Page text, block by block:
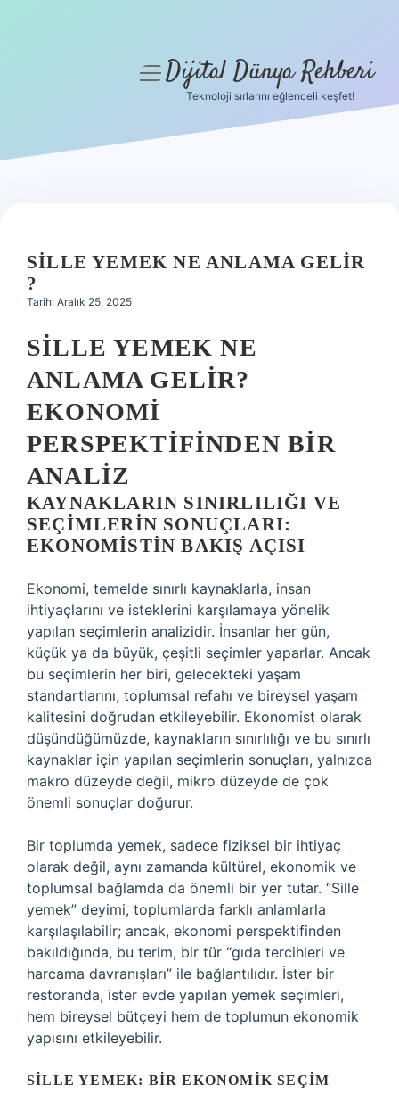
Hakkımızda
menüyüDijital Dünya Rehberi
Teknoloji sırlarını eğlenceli keşfet!
SILLE YEMEK NE ANLAMA GELIR
?
Tarih: Aralık 25, 2025
SILLE YEMEK NE
ANLAMA GELIR?
EKONOMI
PERSPEKTIFINDEN BIR
ANALIZ
KAYNAKLARIN SINIRLILIĞI VE
SEÇIMLERIN SONUÇLARI:
EKONOMISTIN BAKIŞ AÇISI
Ekonomi, temelde sınırlı kaynaklarla, insan
ihtiyaçlarını ve isteklerini karşılamaya yönelik
yapılan seçimlerin analizidir. İnsanlar her gün,
küçük ya da büyük, çeşitli seçimler yaparlar. Ancak
bu seçimlerin her biri, gelecekteki yaşam
standartlarını, toplumsal refahı ve bireysel yaşam
kalitesini doğrudan etkileyebilir. Ekonomist olarak
düşündüğümüzde, kaynakların sınırlılığı ve bu sınırlı
kaynaklar için yapılan seçimlerin sonuçları, yalnızca
makro düzeyde değil, mikro düzeyde de çok
önemli sonuçlar doğurur.
Bir toplumda yemek, sadece fiziksel bir ihtiyaç
olarak değil, aynı zamanda kültürel, ekonomik ve
toplumsal bağlamda da önemli bir yer tutar. “Sille
yemek” deyimi, toplumlarda farklı anlamlarla
karşılaşılabilir; ancak, ekonomi perspektifinden
bakıldığında, bu terim, bir tür “gıda tercihleri ve
harcama davranışları” ile bağlantılıdır. İster bir
restoranda, ister evde yapılan yemek seçimleri,
hem bireysel bütçeyi hem de toplumun ekonomik
yapısını etkileyebilir.
SILLE YEMEK: BIR EKONOMIK SEÇIM